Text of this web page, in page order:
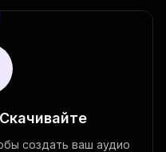
создать ваш аудио